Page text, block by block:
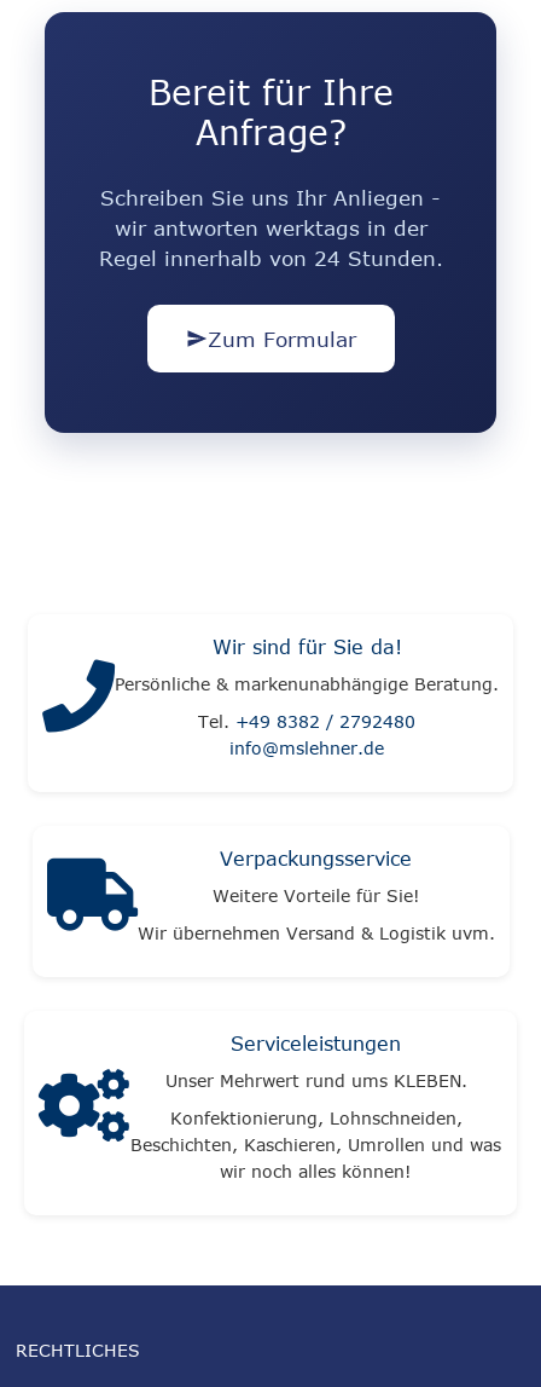
Bereit für Ihre
Anfrage?
Schreiben Sie uns Ihr Anliegen -
wir antworten werktags in der
Regel innerhalb von 24 Stunden.
Zum Formular
Wir sind für Sie da!
Persönliche & markenunabhängige Beratung.
Tel. +49 8382 / 2792480
info@mslehner.de
Verpackungsservice
Weitere Vorteile für Sie!
Wir übernehmen Versand & Logistik uvm.
Serviceleistungen
Unser Mehrwert rund ums KLEBEN.
Konfektionierung, Lohnschneiden,
Beschichten, Kaschieren, Umrollen und was
wir noch alles können!
RECHTLICHES